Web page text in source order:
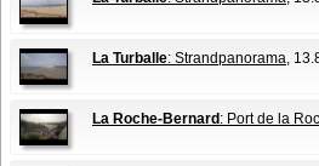
La Turballe: Strandpanorama,
La Roche-Bernard : Port de la